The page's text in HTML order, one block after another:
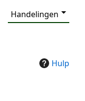
Handelingen
Hulp